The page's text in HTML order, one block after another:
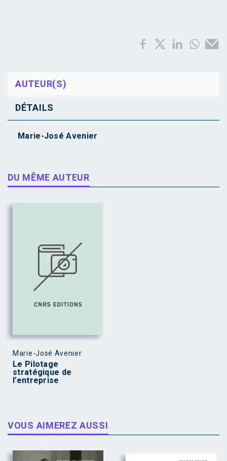
AUTEUR(S)
DÉTAILS
Marie-José Avenier
DU MÊME AUTEUR
Marie-José Avenier
Le Pilotage
stratégique de
l’entreprise
VOUS AIMEREZ AUSSI